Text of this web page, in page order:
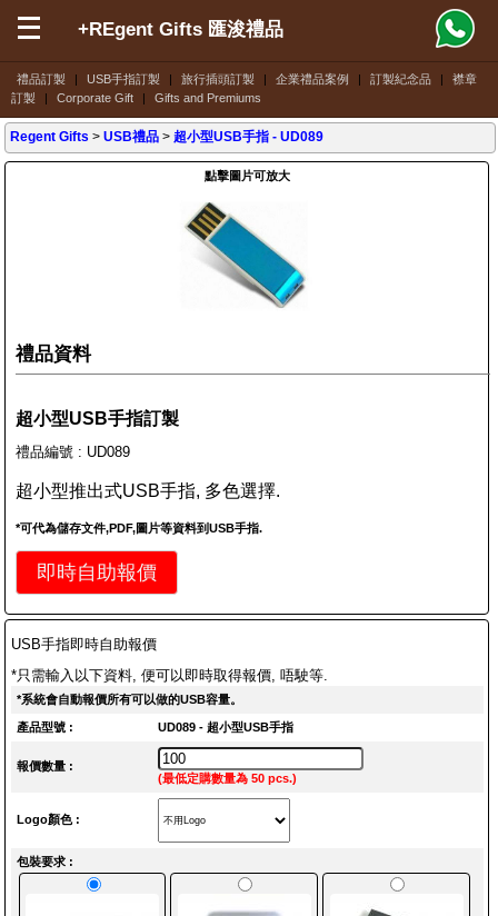
禮品訂製 | USB手指訂製 | 旅行插頭訂製 | 企業禮品案例 | 訂製紀念品 |
襟章
訂製
| Corporate Gift | Gifts and Premiums
+REgent Gifts 匯浚禮品
Regent Gifts >USB禮品 >超小型USB手指 - UD089
點擊圖片可放大
禮品資料
超小型USB手指訂製
禮品編號 : UD089
超小型推出式USB手指, 多色選擇.
*可代為儲存文件,PDF,圖片等資料到USB手指.
即時自助報價
USB手指即時自助報價
*只需輸入以下資料, 便可以即時取得報價, 唔駛等.
*系統會自動報價所有可以做的USB容量。
產品型號 : UD089 - 超小型USB手指
報價數量 :
(最低定購數量為 50 pcs.)
Logo顏色 :
包裝要求 :